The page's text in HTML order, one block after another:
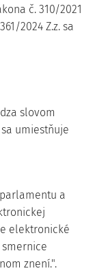
č. 310/2021
2024 Z.z. sa
slovom
umiestňuje
a
elektronické
znení.".